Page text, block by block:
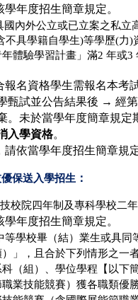
年度招生簡章規定。
國內外公立或已立案之私立
不具學籍自學生)等學歷(力)
體驗學習計畫」滿2 年或3
報名資格學生需報名本考
甄試並公告結果後 → 經
。未於當學年度簡章規定
入學資格。
依當學年度招生簡章規
保送入學招生 ：
校院四年制及專科學校二
年度招生簡章規定。
等學校畢（結）業生或具
」，且合於下列情形之一
（組）、學位學程【以下
業技能競賽）獲各職類優